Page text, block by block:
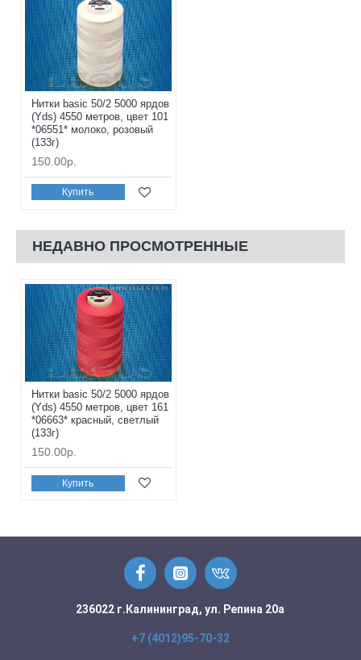
Нитки basic 50/2 5000 ярдов
(Yds) 4550 метров, цвет 101
*06551* молоко, розовый
(133г)
150.00р.
Купить
НЕДАВНО ПРОСМОТРЕННЫЕ
Нитки basic 50/2 5000 ярдов
(Yds) 4550 метров, цвет 161
*06663* красный, светлый
(133г)
150.00р.
Купить
236022 г.Калининград, ул. Репина 20а
+7 (4012)95-70-32